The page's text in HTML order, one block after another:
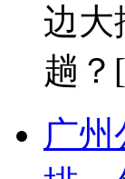
边大
趟？
广